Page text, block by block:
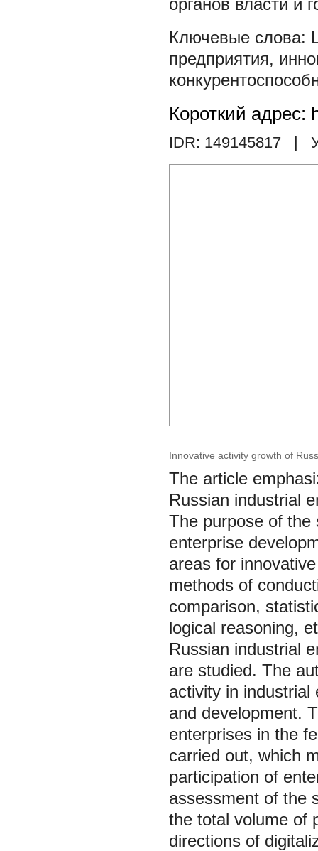
органов власти и
предприятия,
Короткий адрес:
IDR: 149145817 |
Innovative activity growth of
The article
Russian industrial
The purpose of the
enterprise
areas for
methods of
comparison,
logical reasoning,
Russian industrial
are studied. The
activity in industrial
and development.
enterprises in the
carried out, which
participation of
assessment of the
the total volume of
directions of